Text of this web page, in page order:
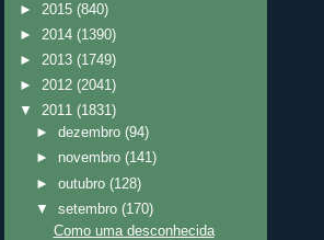
► 2015 (840)
► 2014 (1390)
► 2013 (1749)
► 2012 (2041)
▼ 2011 (1831)
►dezembro(94)
► novembro(141)
►outubro(128)
▼setembro(170)
Como uma desconhecida